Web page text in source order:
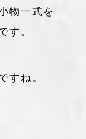
物一式を
す。
すね。